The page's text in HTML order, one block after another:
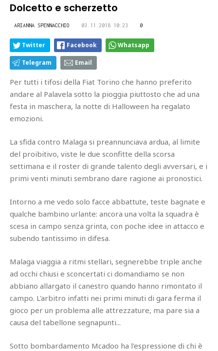
Dolcetto e scherzetto
ARIANNA SPENNACCHIO 03.11.2018 10:23 0
Twitter Facebook Whatsapp
Telegram Email
Per tutti i tifosi della Fiat Torino che hanno preferito
andare al Palavela sotto la pioggia piuttosto che ad una
festa in maschera, la notte di Halloween ha regalato
emozioni.
La sfida contro Malaga si preannunciava ardua, al limite
del proibitivo, viste le due sconfitte della scorsa
settimana e il roster di grande talento degli avversari, e i
primi venti minuti sembrano dare ragione ai pronostici.
Intorno a me vedo solo facce abbattute, teste bagnate e
qualche bambino urlante: ancora una volta la squadra è
scesa in campo senza grinta, con poche idee in attacco e
subendo tantissimo in difesa.
Malaga viaggia a ritmi stellari, segnerebbe triple anche
ad occhi chiusi e sconcertati ci domandiamo se non
abbiano allargato il canestro quando hanno rimontato il
campo. L'arbitro infatti nei primi minuti di gara ferma il
gioco per un problema alle attrezzature, ma pare sia a
causa del tabellone segnapunti...
Sotto bombardamento Mcadoo ha l'espressione di chi è